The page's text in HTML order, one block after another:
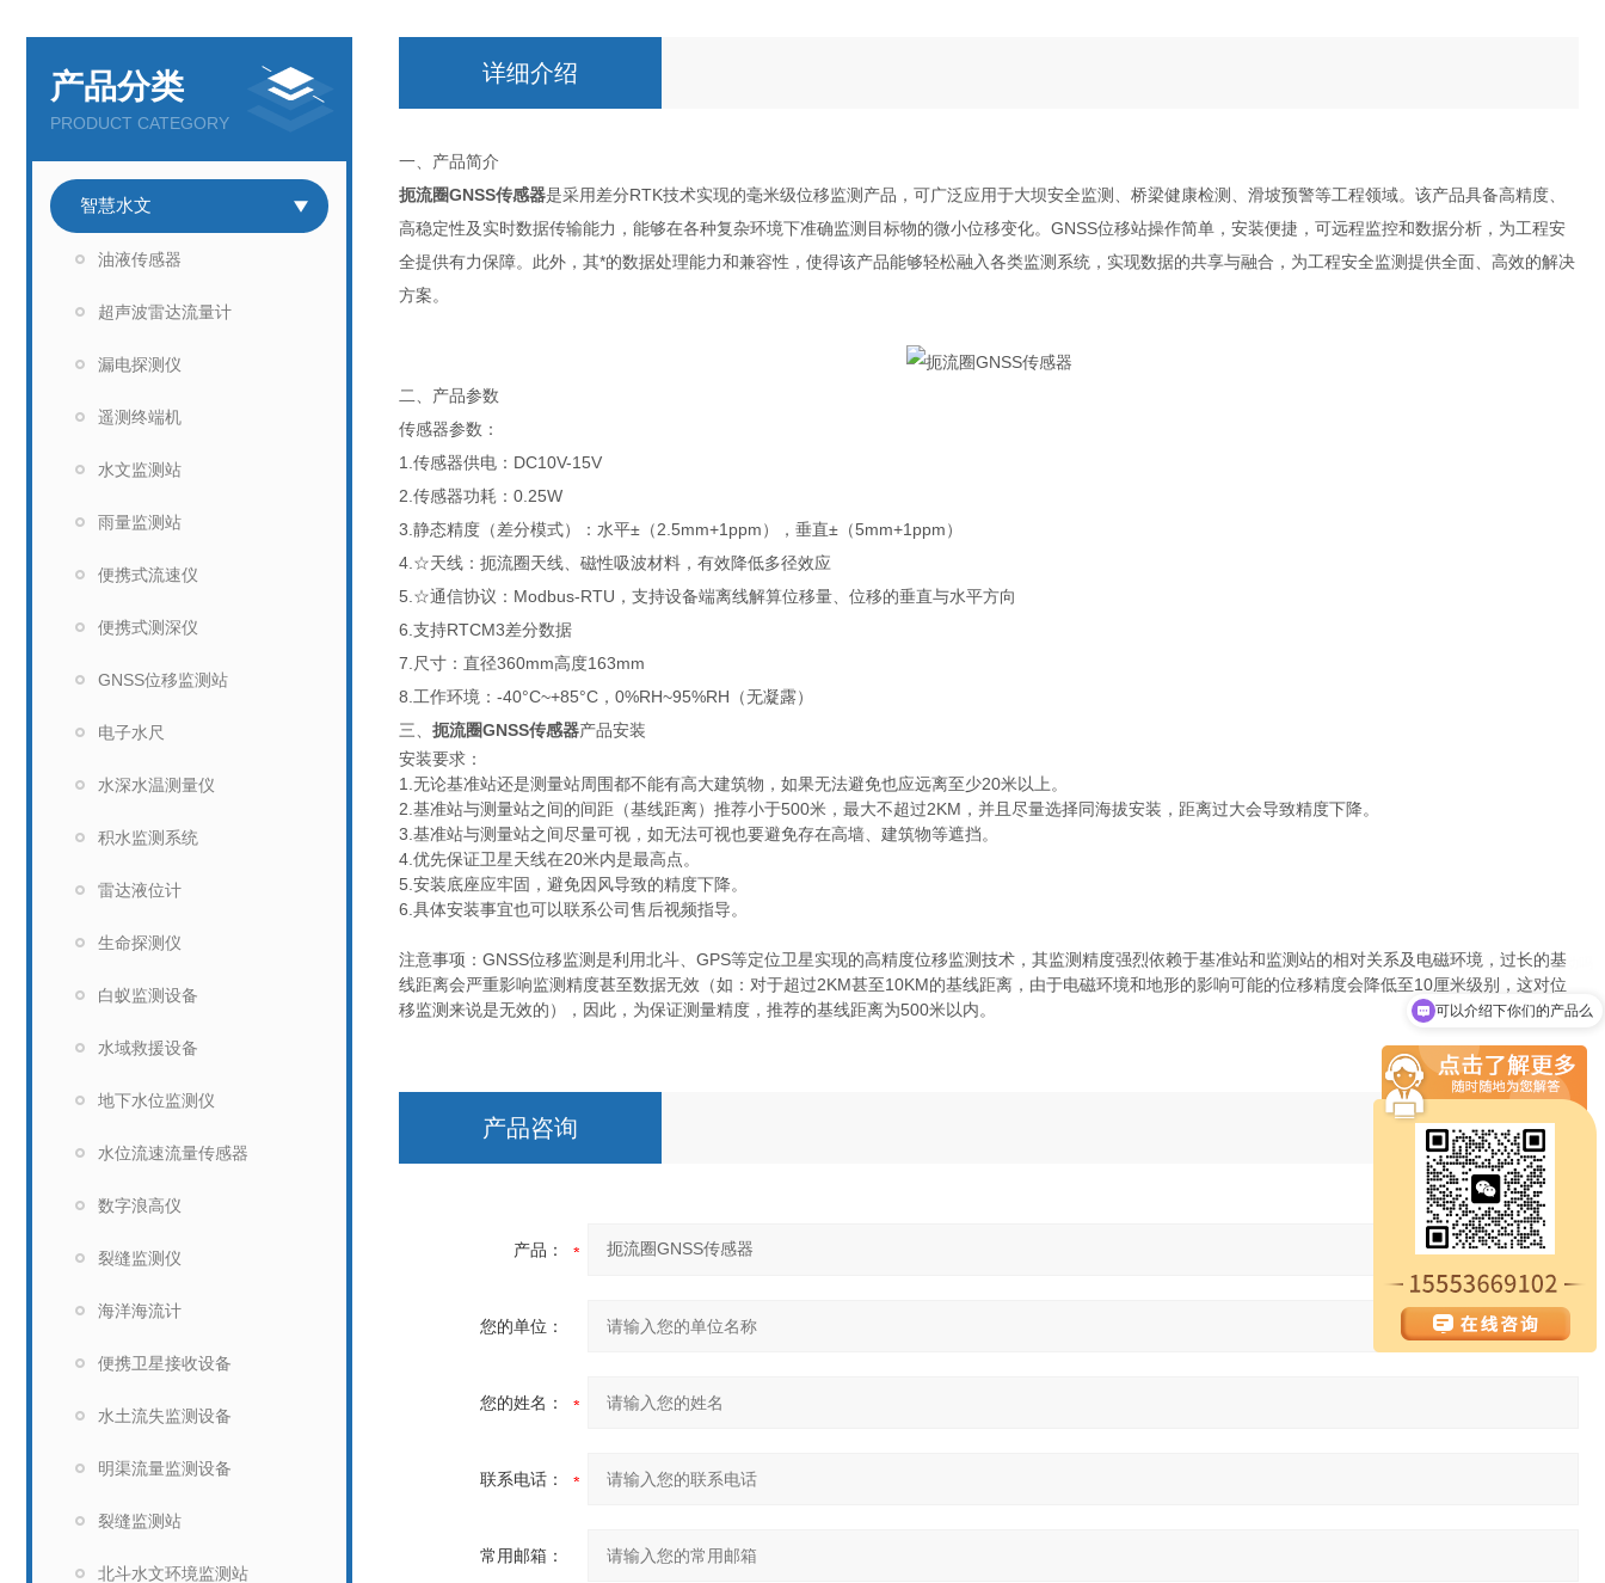
产品分类
PRODUCT CATEGORY
智慧水文
油液传感器
超声波雷达流量计
漏电探测仪
遥测终端机
水文监测站
雨量监测站
便携式流速仪
便携式测深仪
GNSS位移监测站
电子水尺
水深水温测量仪
积水监测系统
雷达液位计
生命探测仪
白蚁监测设备
水域救援设备
地下水位监测仪
水位流速流量传感器
数字浪高仪
裂缝监测仪
海洋海流计
便携卫星接收设备
水土流失监测设备
明渠流量监测设备
裂缝监测站
北斗水文环境监测站
详细介绍
一、产品简介
扼流圈GNSS传感器是采用差分RTK技术实现的毫米级位移监测产品，可广泛应用于大坝安全监测、桥梁健康检测、滑坡预警等工程领域。该产品具备高精度、
高稳定性及实时数据传输能力，能够在各种复杂环境下准确监测目标物的微小位移变化。GNSS位移站操作简单，安装便捷，可远程监控和数据分析，为工程安
全提供有力保障。此外，其*的数据处理能力和兼容性，使得该产品能够轻松融入各类监测系统，实现数据的共享与融合，为工程安全监测提供全面、高效的解决
方案。
二、产品参数
传感器参数：
1.传感器供电：DC10V-15V
2.传感器功耗：0.25W
3.静态精度（差分模式）：水平±（2.5mm+1ppm），垂直±（5mm+1ppm）
4.☆天线：扼流圈天线、磁性吸波材料，有效降低多径效应
5.☆通信协议：Modbus-RTU，支持设备端离线解算位移量、位移的垂直与水平方向
6.支持RTCM3差分数据
7.尺寸：直径360mm高度163mm
8.工作环境：-40°C~+85°C，0%RH~95%RH（无凝露）
三、 扼流圈GNSS传感器产品安装
安装要求：
1.无论基准站还是测量站周围都不能有高大建筑物，如果无法避免也应远离至少20米以上。
2.基准站与测量站之间的间距（基线距离）推荐小于500米，最大不超过2KM，并且尽量选择同海拔安装，距离过大会导致精度下降。
3.基准站与测量站之间尽量可视，如无法可视也要避免存在高墙、建筑物等遮挡。
4.优先保证卫星天线在20米内是最高点。
5.安装底座应牢固，避免因风导致的精度下降。
6.具体安装事宜也可以联系公司售后视频指导。
注意事项：GNSS位移监测是利用北斗、GPS等定位卫星实现的高精度位移监测技术，其监测精度强烈依赖于基准站和监测站的相对关系及电磁环境，过长的基
线距离会严重影响监测精度甚至数据无效（如：对于超过2KM甚至10KM的基线距离，由于电磁环境和地形的影响可能的位移精度会降低至10厘米级别，这对位
移监测来说是无效的），因此，为保证测量精度，推荐的基线距离为500米以内。
产品咨询
产品：
您的单位：
您的姓名：
联系电话：
常用邮箱：
可以介绍下你们的产品么